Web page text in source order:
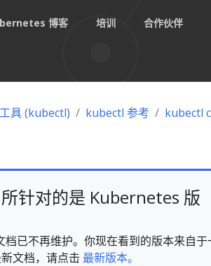
博客 培训 合作伙伴
具 (kubectl) kubectl 参考
kubectl
针对的是 Kubernetes 版
已不再维护。你现在看到的版本来自于
文档，请点击 最新版本。